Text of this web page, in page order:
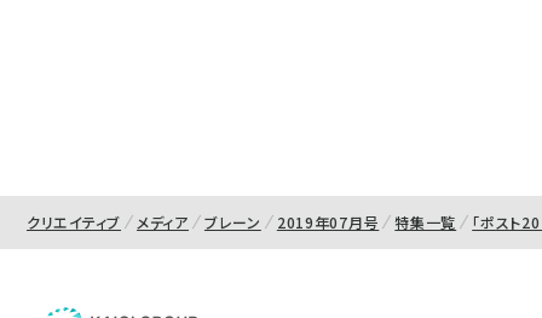
クリエイティブ メディア ブレーン 2019年07月号 特集一覧 「ポスト